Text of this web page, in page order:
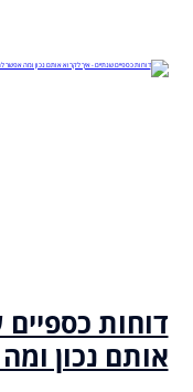
דוחות
אותם נכון